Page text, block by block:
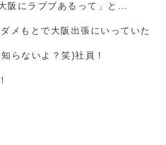
阪にラブブあるって」と…
メもとで大阪出張にいっていた
らないよ？笑)社員！